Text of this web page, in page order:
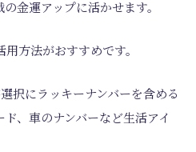
金運アップに活かせます。
方法がおすすめです。
択にラッキーナンバーを含める
、車のナンバーなど生活アイ